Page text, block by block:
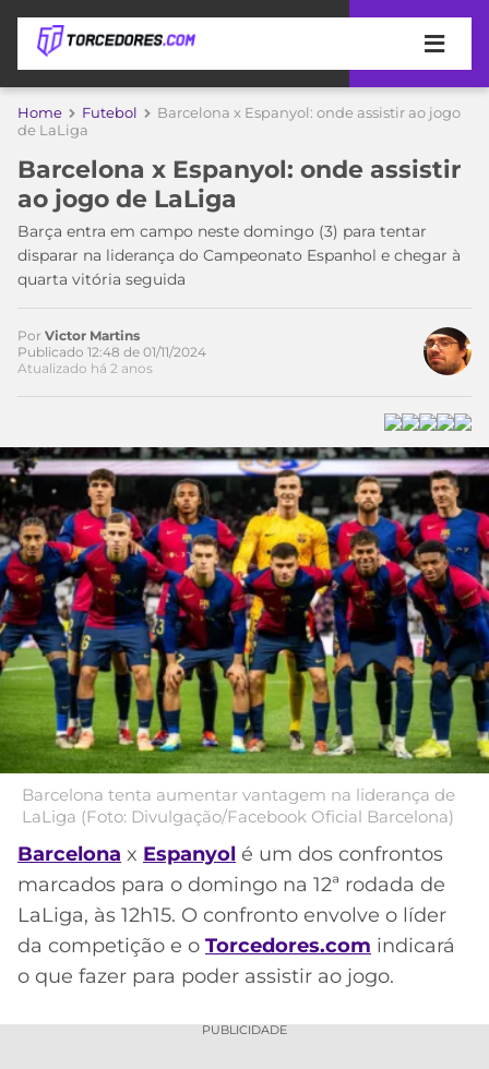
APOSTAS
DE
APOSTA
MELHORES
SITES
DE
APOSTAS
2026
BETBOOM
CÓDIGO
DE
INDICAÇÃO
BET365
CÓDIGO
BETANO
MELHORES
APPS
DE
APOSTAS
CASSINOS
ONLINE
MELHORES
CASSINOS
2026
COPA
DO
MUNDO
MEU
TIME
PALMEIRAS
CORINTHIANS
SÃO
PAULO
SANTOS
FLAMENGO
FLUMINENSE
BOTAFOGO
VASCO
INTERNACIONAL
GRÊMIO
CAMPEONATOS
SÉRIE
A
LIBERTADORES
COPA
DO
BRASIL
PREMIER
LEAGUE
COPA
SUL-
AMERICANA
LIGA
DOS
CAMPEÕES
ESPORTIVA
MERCADO
DA
BOLA
PALPITES
Home Futebol
Barcelona x Espanyol: onde assistir ao jogo
de LaLiga
Barcelona x Espanyol: onde assistir
ao jogo de LaLiga
Barça entra em campo neste domingo (3) para tentar
disparar na liderança do Campeonato Espanhol e chegar à
quarta vitória seguida
Por Victor Martins
Publicado 12:48 de 01/11/2024
Atualizado há 2 anos
Barcelona tenta aumentar vantagem na liderança de
LaLiga (Foto: Divulgação/Facebook Oficial Barcelona)
Barcelona x Espanyol é um dos confrontos
marcados para o domingo na 12ª rodada de
LaLiga, às 12h15. O confronto envolve o líder
da competição e o Torcedores.com indicará
o que fazer para poder assistir ao jogo.
PUBLICIDADE